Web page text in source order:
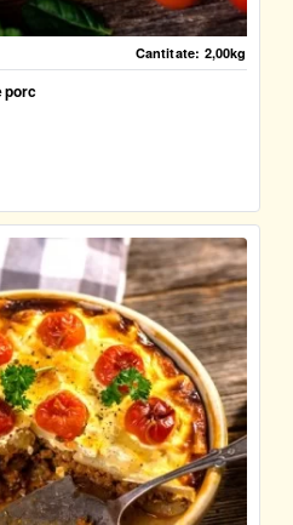
Cantitate: 2,00kg
porc